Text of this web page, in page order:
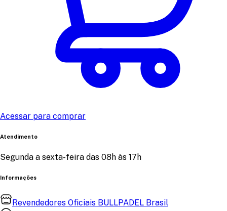
Acessar para comprar
Atendimento
Segunda a sexta-feira das 08h às 17h
Informações
Revendedores Oficiais BULLPADEL Brasil